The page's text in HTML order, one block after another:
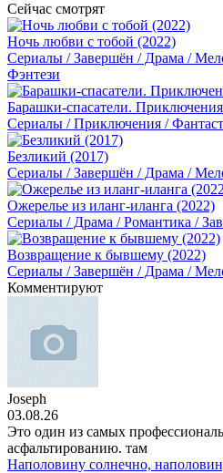
Сейчас смотрят
Ночь любви с тобой (2022)
Сериалы / Завершён / Драма /
Фэнтези
Барашки-спасатели.
Сериалы / Приключения /
Безликий (2017)
Сериалы / Завершён / Драма /
Ожерелье из иланг-иланга (2022)
Сериалы / Драма / Романтика /
Возвращение к бывшему (2022)
Сериалы / Завершён / Драма /
Комментируют
Joseph
03.08.26
Это один из самых
асфальтированию. там
Наполовину солнечно,